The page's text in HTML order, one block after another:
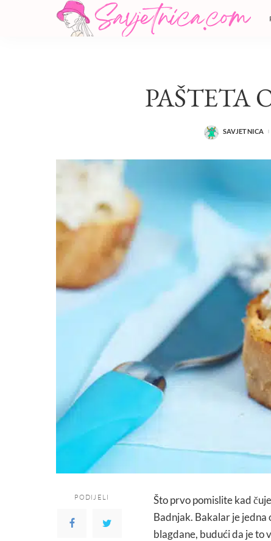
PAŠTETA
POSTED
SAVJETNICA
PODIJELI
Što prvo pomislite kad
Badnjak. Bakalar je
blagdane, budući da je to